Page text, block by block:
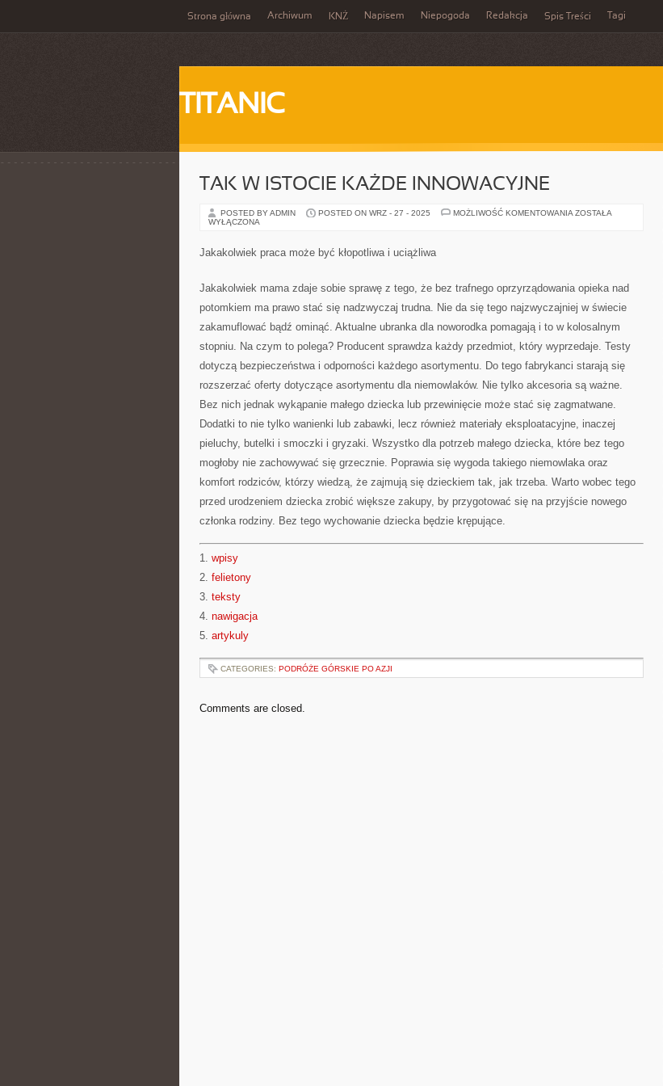
Strona główna Archiwum KNŻ Napisem Niepogoda Redakcja Spis Treści Tagi
TITANIC
TAK W ISTOCIE KAŻDE INNOWACYJNE
POSTED BY ADMIN POSTED ON WRZ - 27 - 2025 MOŻLIWOŚĆ KOMENTOWANIA TAK
ZOSTAŁA
WYŁĄCZONA
Jakakolwiek praca może być kłopotliwa i uciążliwa
Jakakolwiek mama zdaje sobie sprawę z tego, że bez trafnego oprzyrządowania opieka nad
potomkiem ma prawo stać się nadzwyczaj trudna. Nie da się tego najzwyczajniej w świecie
zakamuflować bądź ominąć. Aktualne ubranka dla noworodka pomagają i to w kolosalnym
stopniu. Na czym to polega? Producent sprawdza każdy przedmiot, który wyprzedaje. Testy
dotyczą bezpieczeństwa i odporności każdego asortymentu. Do tego fabrykanci starają się
rozszerzać oferty dotyczące asortymentu dla niemowlaków. Nie tylko akcesoria są ważne.
Bez nich jednak wykąpanie małego dziecka lub przewinięcie może stać się zagmatwane.
Dodatki to nie tylko wanienki lub zabawki, lecz również materiały eksploatacyjne, inaczej
pieluchy, butelki i smoczki i gryzaki. Wszystko dla potrzeb małego dziecka, które bez tego
mogłoby nie zachowywać się grzecznie. Poprawia się wygoda takiego niemowlaka oraz
komfort rodziców, którzy wiedzą, że zajmują się dzieckiem tak, jak trzeba. Warto wobec tego
przed urodzeniem dziecka zrobić większe zakupy, by przygotować się na przyjście nowego
członka rodziny. Bez tego wychowanie dziecka będzie krępujące.
1. wpisy
2. felietony
3. teksty
4. nawigacja
5. artykuly
CATEGORIES: PODRÓŻE GÓRSKIE PO AZJI
Comments are closed.